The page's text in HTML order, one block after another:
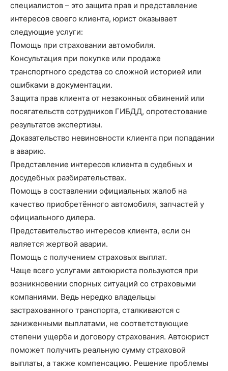
специалистов – это защита прав и представление
интересов своего клиента, юрист оказывает
следующие услуги:
Помощь при страховании автомобиля.
Консультация при покупке или продаже
транспортного средства со сложной историей или
ошибками в документации.
Защита прав клиента от незаконных обвинений или
посягательств сотрудников ГИБДД, опротестование
результатов экспертизы.
Доказательство невиновности клиента при попадании
в аварию.
Представление интересов клиента в судебных и
досудебных разбирательствах.
Помощь в составлении официальных жалоб на
качество приобретённого автомобиля, запчастей у
официального дилера.
Представительство интересов клиента, если он
является жертвой аварии.
Помощь с получением страховых выплат.
Чаще всего услугами автоюриста пользуются при
возникновении спорных ситуаций со страховыми
компаниями. Ведь нередко владельцы
застрахованного транспорта, сталкиваются с
заниженными выплатами, не соответствующие
степени ущерба и договору страхования. Автоюрист
поможет получить реальную сумму страховой
выплаты, а также компенсацию. Решение проблемы